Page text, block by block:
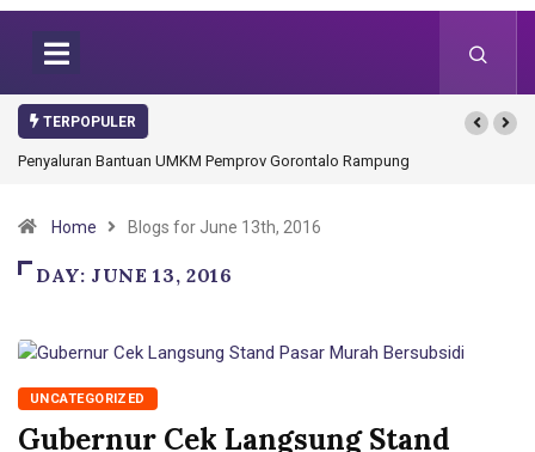
TERPOPULER
Penyaluran Bantuan UMKM Pemprov Gorontalo Rampung
Home Blogs for June 13th, 2016
DAY: JUNE 13, 2016
UNCATEGORIZED
Gubernur Cek Langsung Stand